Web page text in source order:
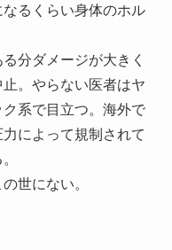
るくらい身体のホル
分ダメージが大きく
。やらない医者はヤ
系で目立つ。海外で
によって規制されて
世にない。